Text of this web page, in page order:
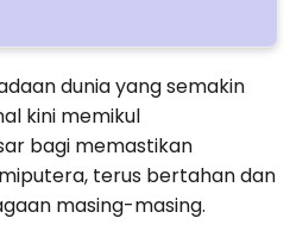
dunia yang semakin
kini memikul
bagi memastikan
terus bertahan dan
masing-masing.